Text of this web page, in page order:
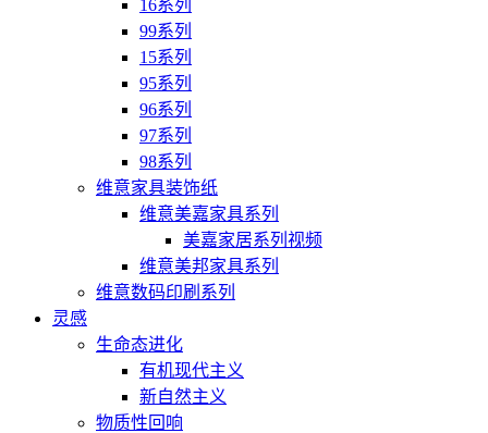
16系列
99系列
15系列
95系列
96系列
97系列
98系列
维意家具装饰纸
维意美嘉家具系列
美嘉家居系列视频
维意美邦家具系列
维意数码印刷系列
灵感
生命态进化
有机现代主义
新自然主义
物质性回响